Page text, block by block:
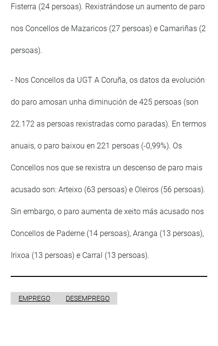
Fisterra (24 persoas). Rexistrándose un aumento de paro
nos Concellos de Mazaricos (27 persoas) e Camariñas (2
persoas).
- Nos Concellos da UGT A Coruña, os datos da evolución
do paro amosan unha diminución de 425 persoas (son
22.172 as persoas rexistradas como paradas). En termos
anuais, o paro baixou en 221 persoas (-0,99%). Os
Concellos nos que se rexistra un descenso de paro mais
acusado son: Arteixo (63 persoas) e Oleiros (56 persoas).
Sin embargo, o paro aumenta de xeito más acusado nos
Concellos de Paderne (14 persoas), Aranga (13 persoas),
Irixoa (13 persoas) e Carral (13 persoas).
EMPREGO DESEMPREGO